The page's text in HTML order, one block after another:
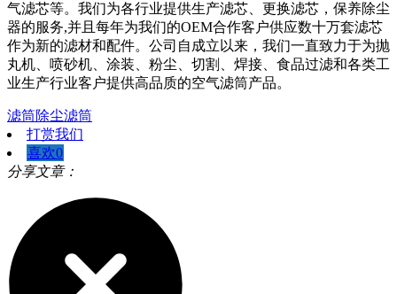
气滤芯等。我们为各行业提供生产滤芯、更换滤芯，保养除尘
器的服务,并且每年为我们的OEM合作客户供应数十万套滤芯
作为新的滤材和配件。公司自成立以来，我们一直致力于为抛
丸机、喷砂机、涂装、粉尘、切割、焊接、食品过滤和各类工
业生产行业客户提供高品质的空气滤筒产品。
滤筒除尘滤筒
打赏我们
喜欢0
分享文章：